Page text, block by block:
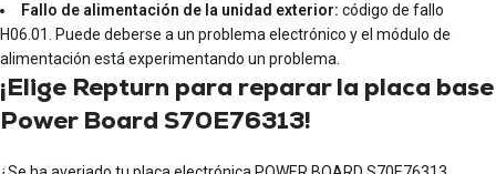
Fallo de alimentación de la unidad exterior: código de fallo
H06.01. Puede deberse a un problema electrónico y el módulo de
alimentación está experimentando un problema.
¡Elige Repturn para reparar la placa base
Power Board S70E76313!